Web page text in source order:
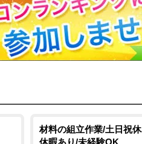
材料の組立作業/土日祝
休暇あり/未経験OK